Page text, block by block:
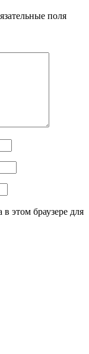
поля
этом браузере для